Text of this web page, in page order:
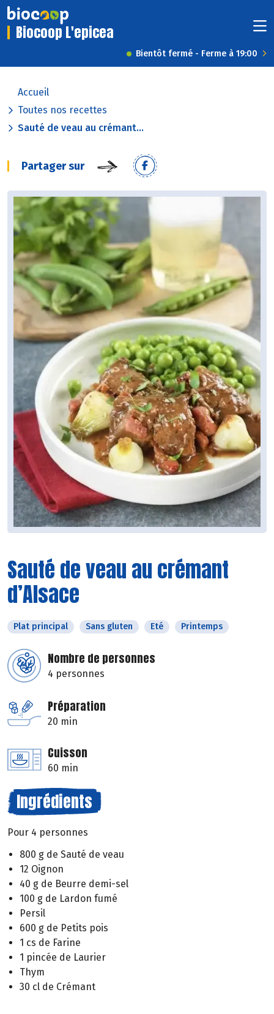
Biocoop L'epicea
Bientôt fermé - Ferme à 19:00
Accueil
Toutes nos recettes
Sauté de veau au crémant...
Partager sur
Sauté de veau au crémant
d’Alsace
Plat principal Sans gluten Eté Printemps
Nombre de personnes
4 personnes
Préparation
20 min
Cuisson
60 min
Ingrédients
Pour 4 personnes
800 g de Sauté de veau
12 Oignon
40 g de Beurre demi-sel
100 g de Lardon fumé
Persil
600 g de Petits pois
1 cs de Farine
1 pincée de Laurier
Thym
30 cl de Crémant